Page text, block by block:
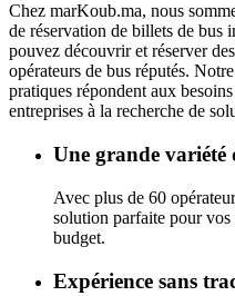
Chez marKoub.ma, nous
de réservation de billets de bus
pouvez découvrir et réserver
opérateurs de bus réputés.
pratiques répondent aux
entreprises à la recherche de
Une grande variété
Avec plus de 60
solution parfaite pour vos
budget.
Expérience sans